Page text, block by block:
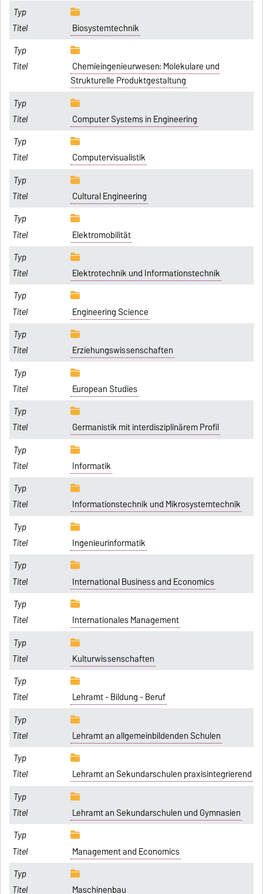
Biosystemtechnik
Chemieingenieurwesen: Molekulare und
Strukturelle Produktgestaltung
Computer Systems in Engineering
Computervisualistik
Cultural Engineering
Elektromobilität
Elektrotechnik und Informationstechnik
Engineering Science
Erziehungswissenschaften
European Studies
Germanistik mit interdisziplinärem Profil
Informatik
Informationstechnik und Mikrosystemtechnik
Ingenieurinformatik
International Business and Economics
Internationales Management
Kulturwissenschaften
Lehramt - Bildung - Beruf
Lehramt an allgemeinbildenden Schulen
Lehramt an Sekundarschulen praxisintegrierend
Lehramt an Sekundarschulen und Gymnasien
Management and Economics
Maschinenbau